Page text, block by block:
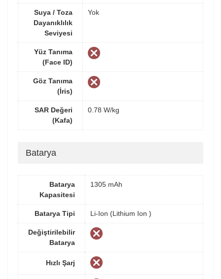
Suya / Toza
Dayanıklılık
Seviyesi
Yok
Yüz Tanıma
(Face ID)
Göz Tanıma
(İris)
SAR Değeri
(Kafa)
0.78 W/kg
Batarya
Batarya
Kapasitesi
1305 mAh
Batarya Tipi Li-Ion (Lithium Ion )
Değiştirilebilir
Batarya
Hızlı Şarj